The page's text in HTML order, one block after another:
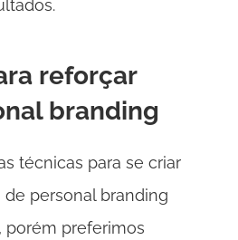
reforçar
branding
técnicas para se criar
personal branding
porém preferimos